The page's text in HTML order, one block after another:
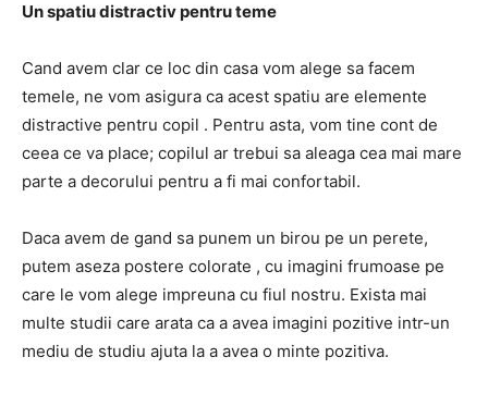
Un spatiu distractiv pentru teme
Cand avem clar ce loc din casa vom alege sa facem
temele, ne vom asigura ca acest spatiu are elemente
distractive pentru copil . Pentru asta, vom tine cont de
ceea ce va place; copilul ar trebui sa aleaga cea mai mare
parte a decorului pentru a fi mai confortabil.
Daca avem de gand sa punem un birou pe un perete,
putem aseza postere colorate , cu imagini frumoase pe
care le vom alege impreuna cu fiul nostru. Exista mai
multe studii care arata ca a avea imagini pozitive intr-un
mediu de studiu ajuta la a avea o minte pozitiva.